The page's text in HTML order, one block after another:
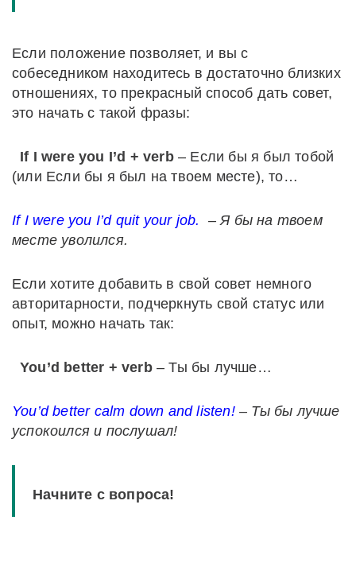
Если положение позволяет, и вы с
собеседником находитесь в достаточно близких
отношениях, то прекрасный способ дать совет,
это начать с такой фразы:
If I were you I’d + verb– Если бы я был тобой
(или Если бы я был на твоем месте), то…
If I were you I’d quit your job.
– Я бы на твоем
месте уволился.
Если хотите добавить в свой совет немного
авторитарности, подчеркнуть свой статус или
опыт, можно начать так:
You’d better + verb– Ты бы лучше…
You’d better calm down and listen!– Ты бы лучше
успокоился и послушал!
Начните с вопроса!